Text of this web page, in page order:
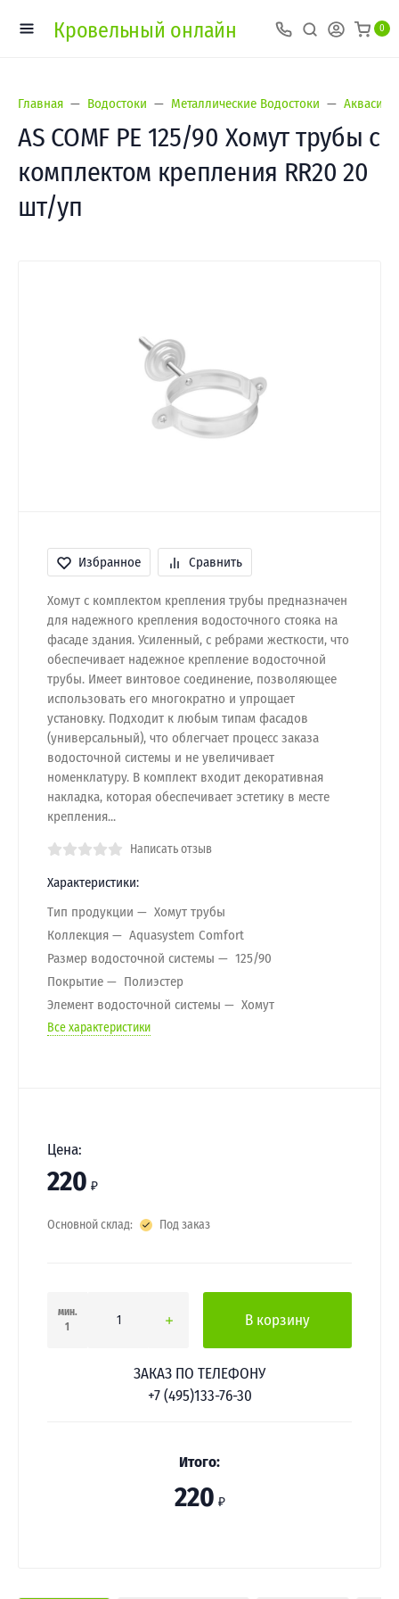
Кровельный онлайн 0
Главная Водостоки Металлические Водостоки
AS COMF PE 125/90 Хомут трубы с
комплектом крепления RR20 20
шт/уп
Избранное Сравнить
Хомут с комплектом крепления трубы предназначен
для надежного крепления водосточного стояка на
фасаде здания. Усиленный, с ребрами жесткости, что
обеспечивает надежное крепление водосточной
трубы. Имеет винтовое соединение, позволяющее
использовать его многократно и упрощает
установку. Подходит к любым типам фасадов
(универсальный), что облегчает процесс заказа
водосточной системы и не увеличивает
номенклатуру. В комплект входит декоративная
накладка, которая обеспечивает эстетику в месте
крепления...
Написать отзыв
Характеристики:
Тип продукции
Хомут трубы
Коллекция
Aquasystem Comfort
Размер водосточной системы
125/90
Покрытие
Полиэстер
Элемент водосточной системы
Хомут
Все характеристики
Цена:
220 ₽
Основной склад: Под заказ
мин.
1
В корзину
ЗАКАЗ ПО ТЕЛЕФОНУ
+7 (495)133-76-30
Итого:
220 ₽